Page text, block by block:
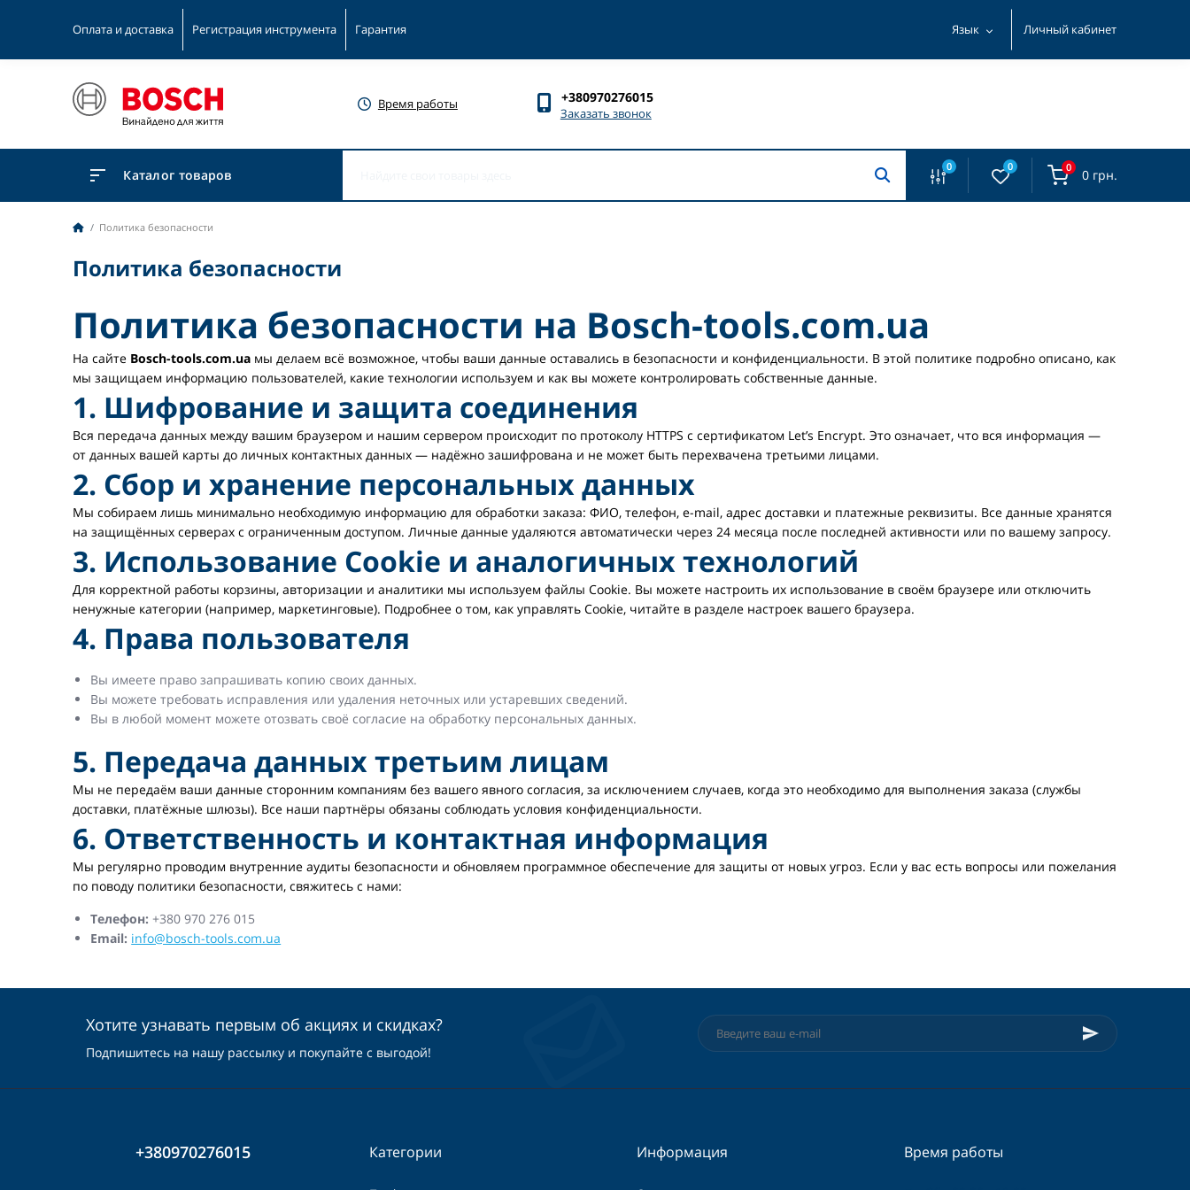
Оплата и доставка Регистрация инструмента Гарантия Язык Личный кабинет
Время работы +380970276015
Заказать звонок
Каталог товаров 0 0 0 0 грн.
Политика безопасности
Политика безопасности
Политика безопасности на Bosch-tools.com.ua
На сайте Bosch-tools.com.ua мы делаем всё возможное, чтобы ваши данные оставались в безопасности и конфиденциальности. В этой политике подробно описано, как
мы защищаем информацию пользователей, какие технологии используем и как вы можете контролировать собственные данные.
1. Шифрование и защита соединения
Вся передача данных между вашим браузером и нашим сервером происходит по протоколу HTTPS с сертификатом Let’s Encrypt. Это означает, что вся информация —
от данных вашей карты до личных контактных данных — надёжно зашифрована и не может быть перехвачена третьими лицами.
2. Сбор и хранение персональных данных
Мы собираем лишь минимально необходимую информацию для обработки заказа: ФИО, телефон, e-mail, адрес доставки и платежные реквизиты. Все данные хранятся
на защищённых серверах с ограниченным доступом. Личные данные удаляются автоматически через 24 месяца после последней активности или по вашему запросу.
3. Использование Cookie и аналогичных технологий
Для корректной работы корзины, авторизации и аналитики мы используем файлы Cookie. Вы можете настроить их использование в своём браузере или отключить
ненужные категории (например, маркетинговые). Подробнее о том, как управлять Cookie, читайте в разделе настроек вашего браузера.
4. Права пользователя
Вы имеете право запрашивать копию своих данных.
Вы можете требовать исправления или удаления неточных или устаревших сведений.
Вы в любой момент можете отозвать своё согласие на обработку персональных данных.
5. Передача данных третьим лицам
Мы не передаём ваши данные сторонним компаниям без вашего явного согласия, за исключением случаев, когда это необходимо для выполнения заказа (службы
доставки, платёжные шлюзы). Все наши партнёры обязаны соблюдать условия конфиденциальности.
6. Ответственность и контактная информация
Мы регулярно проводим внутренние аудиты безопасности и обновляем программное обеспечение для защиты от новых угроз. Если у вас есть вопросы или пожелания
по поводу политики безопасности, свяжитесь с нами:
Телефон: +380 970 276 015
Email: info@bosch-tools.com.ua
Хотите узнавать первым об акциях и скидках?
Подпишитесь на нашу рассылку и покупайте с выгодой!
+380970276015 Категории Информация Время работы